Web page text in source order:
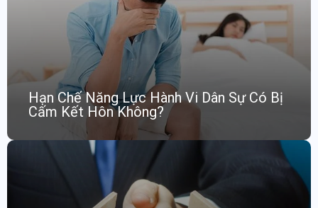
Hạn Chế Năng Lực Hành Vi Dân Sự Có Bị
Cấm Kết Hôn Không?